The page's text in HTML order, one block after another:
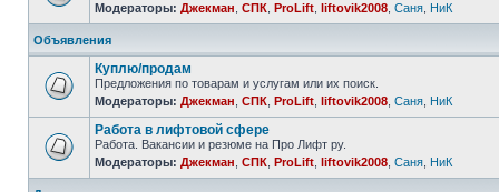
Модераторы: Джекман СПК ProLift liftovik2008 Саня НиК
Объявления
Куплю/продам
Предложения по товарам и услугам или их поиск.
Модераторы: Джекман СПК ProLift liftovik2008 Саня НиК
Работа в лифтовой сфере
Работа. Вакансии и резюме на Про Лифт ру.
Модераторы: Джекман СПК ProLift liftovik2008 Саня НиК